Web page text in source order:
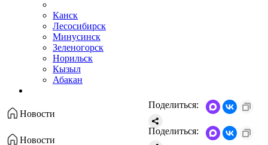
Канск
Лесосибирск
Минусинск
Зеленогорск
Норильск
Кызыл
Абакан
Новости
Поделиться:
Новости
Поделиться: